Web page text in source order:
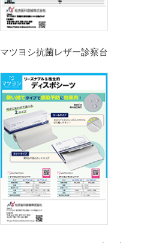
マツヨシ抗菌レザー診察台